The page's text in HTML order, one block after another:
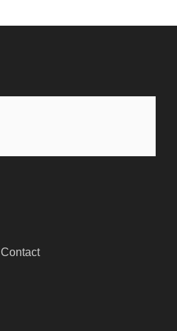
Contact